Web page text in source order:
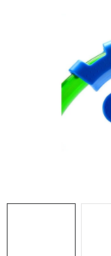
KRMIVÁ A VITAMÍNY
ŽIVOČÍCHY